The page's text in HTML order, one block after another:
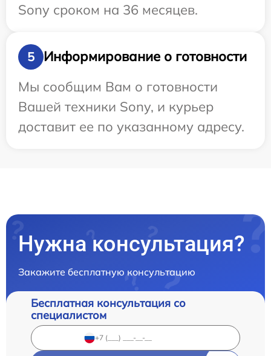
Sony сроком на 36 месяцев.
5
Информирование о готовности
Мы сообщим Вам о готовности
Вашей техники Sony, и курьер
доставит ее по указанному адресу.
Нужна консультация?
Закажите бесплатную консультацию
Бесплатная консультация со
специалистом